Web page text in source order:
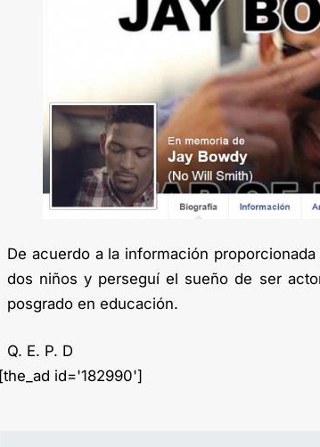
De acuerdo a la información
dos niños y perseguí el sueño de ser
posgrado en educación.
Q. E. P. D
[the_ad id='182990']